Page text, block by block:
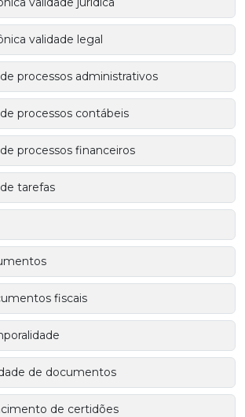
validade legal
processos administrativos
processos contábeis
processos financeiros
tarefas
fiscais
de documentos
de certidões